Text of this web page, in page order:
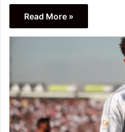
Read More »